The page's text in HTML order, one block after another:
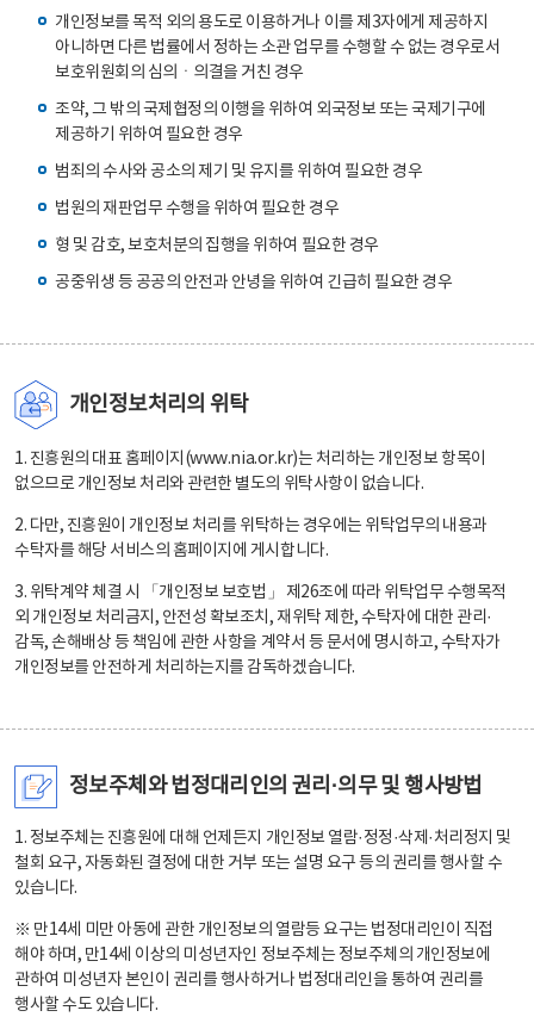
개인정보를 목적 외의 용도로 이용하거나 이를 제3자에게 제공하지
아니하면 다른 법률에서 정하는 소관 업무를 수행할 수 없는 경우로서
보호위원회의 심의ㆍ의결을 거친 경우
조약, 그 밖의 국제협정의 이행을 위하여 외국정보 또는 국제기구에
제공하기 위하여 필요한 경우
범죄의 수사와 공소의 제기 및 유지를 위하여 필요한 경우
법원의 재판업무 수행을 위하여 필요한 경우
형 및 감호, 보호처분의 집행을 위하여 필요한 경우
공중위생 등 공공의 안전과 안녕을 위하여 긴급히 필요한 경우
개인정보처리의 위탁
1. 진흥원의 대표 홈페이지(www.nia.or.kr)는 처리하는 개인정보 항목이
없으므로 개인정보 처리와 관련한 별도의 위탁사항이 없습니다.
2. 다만, 진흥원이 개인정보 처리를 위탁하는 경우에는 위탁업무의 내용과
수탁자를 해당 서비스의 홈페이지에 게시합니다.
3. 위탁계약 체결 시 「개인정보 보호법」 제26조에 따라 위탁업무 수행목적
외 개인정보 처리금지, 안전성 확보조치, 재위탁 제한, 수탁자에 대한 관리·
감독, 손해배상 등 책임에 관한 사항을 계약서 등 문서에 명시하고, 수탁자가
개인정보를 안전하게 처리하는지를 감독하겠습니다.
정보주체와 법정대리인의 권리·의무 및 행사방법
1. 정보주체는 진흥원에 대해 언제든지 개인정보 열람·정정·삭제·처리정지 및
철회 요구, 자동화된 결정에 대한 거부 또는 설명 요구 등의 권리를 행사할 수
있습니다.
※ 만14세 미만 아동에 관한 개인정보의 열람등 요구는 법정대리인이 직접
해야 하며, 만14세 이상의 미성년자인 정보주체는 정보주체의 개인정보에
관하여 미성년자 본인이 권리를 행사하거나 법정대리인을 통하여 권리를
행사할 수도 있습니다.